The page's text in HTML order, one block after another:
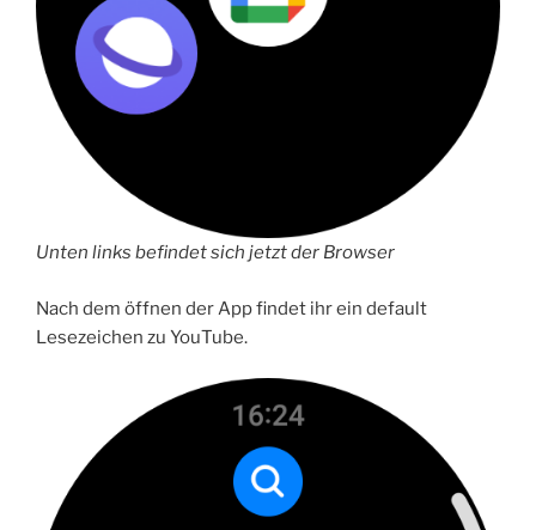
Unten links befindet sich jetzt der Browser
Nach dem öffnen der App findet ihr ein default
Lesezeichen zu YouTube.